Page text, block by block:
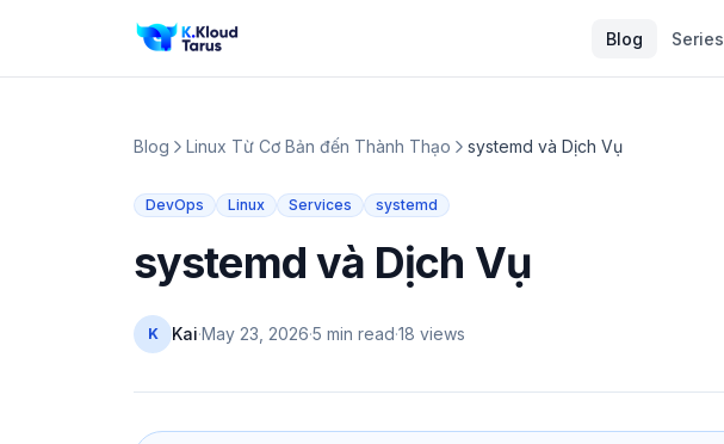
Blog Series
Blog Linux Từ Cơ Bản đến Thành Thạo systemd và Dịch Vụ
DevOps Linux Services systemd
systemd và Dịch Vụ
K Kai·May 23, 2026·5 min read·18 views